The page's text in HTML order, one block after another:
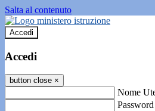
Salta al contenuto
Accedi
Accedi
button close ×
Nome
Password